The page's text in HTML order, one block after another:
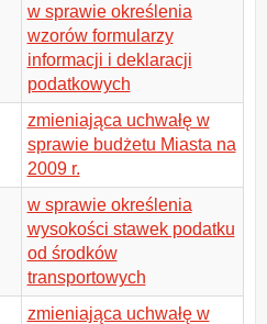
w sprawie określenia
wzorów formularzy
informacji i deklaracji
podatkowych
zmieniająca uchwałę w
sprawie budżetu Miasta na
2009 r.
w sprawie określenia
wysokości stawek podatku
od środków
transportowych
zmieniająca uchwałę w